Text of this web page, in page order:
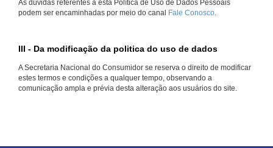
As dúvidas referentes a esta Política de Uso de Dados Pessoais
podem ser encaminhadas por meio do canal Fale Conosco.
III - Da modificação da politica do uso de dados
A Secretaria Nacional do Consumidor se reserva o direito de modificar
estes termos e condições a qualquer tempo, observando a
comunicação ampla e prévia desta alteração aos usuários do site.